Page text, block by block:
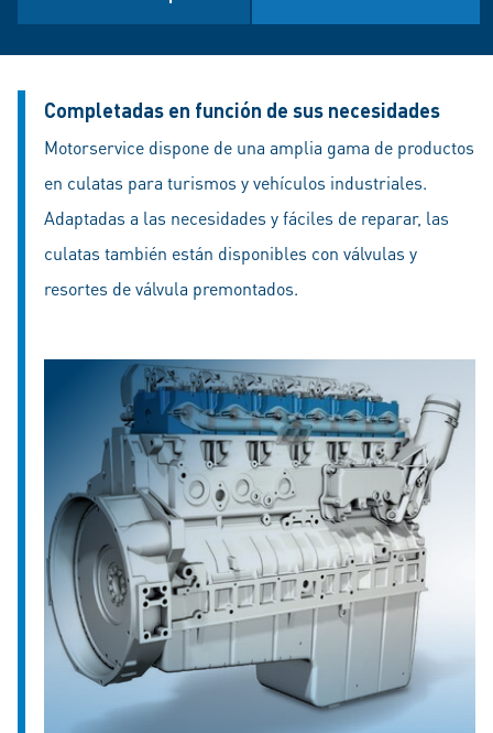
Completadas en función de sus necesidades
Motorservice dispone de una amplia gama de productos
en culatas para turismos y vehículos industriales.
Adaptadas a las necesidades y fáciles de reparar, las
culatas también están disponibles con válvulas y
resortes de válvula premontados.